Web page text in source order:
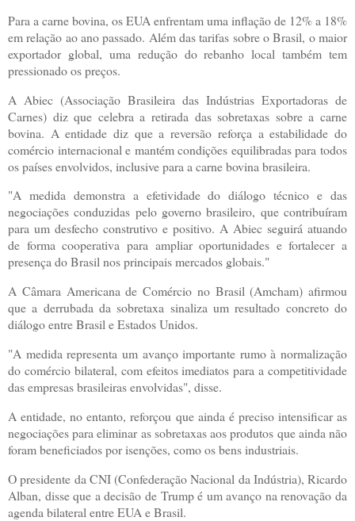
Para a carne bovina, os EUA enfrentam uma inflação de 12% a 18%
em relação ao ano passado. Além das tarifas sobre o Brasil, o maior
exportador global, uma redução do rebanho local também tem
pressionado os preços.
A Abiec (Associação Brasileira das Indústrias Exportadoras de
Carnes) diz que celebra a retirada das sobretaxas sobre a carne
bovina. A entidade diz que a reversão reforça a estabilidade do
comércio internacional e mantém condições equilibradas para todos
os países envolvidos, inclusive para a carne bovina brasileira.
"A medida demonstra a efetividade do diálogo técnico e das
negociações conduzidas pelo governo brasileiro, que contribuíram
para um desfecho construtivo e positivo. A Abiec seguirá atuando
de forma cooperativa para ampliar oportunidades e fortalecer a
presença do Brasil nos principais mercados globais."
A Câmara Americana de Comércio no Brasil (Amcham) afirmou
que a derrubada da sobretaxa sinaliza um resultado concreto do
diálogo entre Brasil e Estados Unidos.
"A medida representa um avanço importante rumo à normalização
do comércio bilateral, com efeitos imediatos para a competitividade
das empresas brasileiras envolvidas", disse.
A entidade, no entanto, reforçou que ainda é preciso intensificar as
negociações para eliminar as sobretaxas aos produtos que ainda não
foram beneficiados por isenções, como os bens industriais.
O presidente da CNI (Confederação Nacional da Indústria), Ricardo
Alban, disse que a decisão de Trump é um avanço na renovação da
agenda bilateral entre EUA e Brasil.